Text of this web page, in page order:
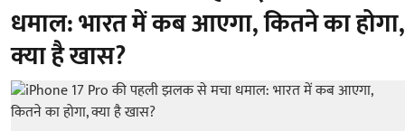
धमाल: भारत में कब आएगा, कितने का होगा,
क्या है खास?